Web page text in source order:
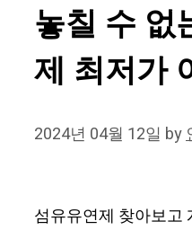
놓칠 수 없
제 최저가
2024년 04월 12일 by
섬유유연제 찾아보고